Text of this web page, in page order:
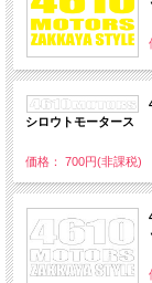
シロウトモータース
価格： 700円(非課税)